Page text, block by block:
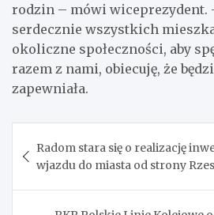
rodzin – mówi wiceprezydent.
serdecznie wszystkich
okoliczne społeczności, aby
razem z nami, obiecuję, że
zapewniała.
wpisu
Radom stara się o realizację
wjazdu do miasta od strony